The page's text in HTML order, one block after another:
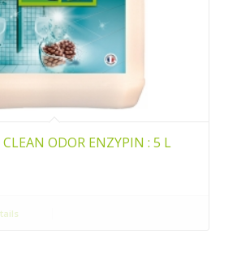
ODOR ENZYPIN : 5 L